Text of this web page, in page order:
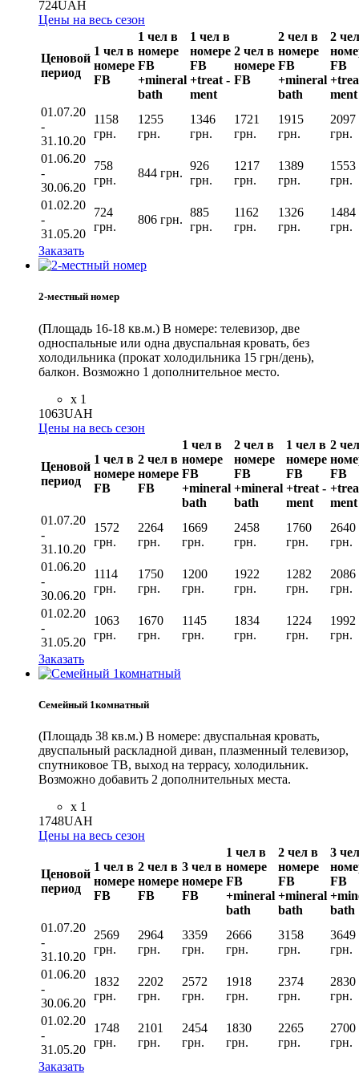
724UAH
Цены на весь сезон
Ценовой
период
1 чел в
номере
FВ
1 чел в
номере
FB
+mineral
bath
1 чел в
номере
FB
+treat -
ment
2 чел в
номере
FВ
2 чел в
номере
FB
+mineral
bath
2
FB
ment
01.07.20
-
31.10.20
1158
грн.
1255
грн.
1346
грн.
1721
грн.
1915
грн.
2097
грн.
01.06.20
-
30.06.20
758
грн.
844 грн.
926
грн.
1217
грн.
1389
грн.
1553
грн.
01.02.20
-
31.05.20
724
грн.
806 грн.
885
грн.
1162
грн.
1326
грн.
1484
грн.
Заказать
2-местный номер
(Площадь 16-18 кв.м.) В номере: телевизор, две
односпальные или одна двуспальная кровать, без
холодильника (прокат холодильника 15 грн/день),
балкон. Возможно 1 дополнительное место.
x 1
1063UAH
Цены на весь сезон
Ценовой
период
1 чел в
номере
FВ
2 чел в
номере
FВ
1 чел в
номере
FB
+mineral
bath
2 чел в
номере
FB
+mineral
bath
1 чел в
номере
FB
+treat -
ment
2
FB
ment
01.07.20
-
31.10.20
1572
грн.
2264
грн.
1669
грн.
2458
грн.
1760
грн.
2640
грн.
01.06.20
-
30.06.20
1114
грн.
1750
грн.
1200
грн.
1922
грн.
1282
грн.
2086
грн.
01.02.20
-
31.05.20
1063
грн.
1670
грн.
1145
грн.
1834
грн.
1224
грн.
1992
грн.
Заказать
Семейный 1комнатный
(Площадь 38 кв.м.) В номере: двуспальная кровать,
двуспальный раскладной диван, плазменный телевизор,
спутниковое ТВ, выход на террасу, холодильник.
Возможно добавить 2 дополнительных места.
x 1
1748UAH
Цены на весь сезон
Ценовой
период
1 чел в
номере
FВ
2 чел в
номере
FВ
3 чел в
номере
FВ
1 чел в
номере
FB
+mineral
bath
2 чел в
номере
FB
+mineral
bath
3
FB
bath
01.07.20
-
31.10.20
2569
грн.
2964
грн.
3359
грн.
2666
грн.
3158
грн.
3649
грн.
01.06.20
-
30.06.20
1832
грн.
2202
грн.
2572
грн.
1918
грн.
2374
грн.
2830
грн.
01.02.20
-
31.05.20
1748
грн.
2101
грн.
2454
грн.
1830
грн.
2265
грн.
2700
грн.
Заказать